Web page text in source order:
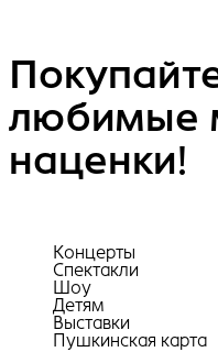
любимые
наценки!
Концерты
Спектакли
Шоу
Детям
Выставки
Пушкинская карта